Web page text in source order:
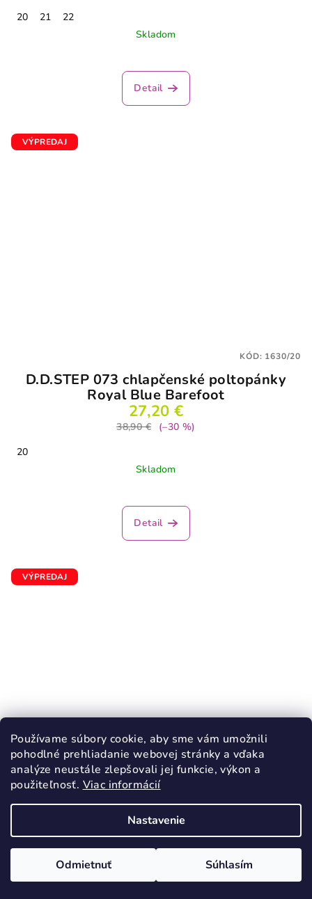
Používame súbory cookie, aby sme vám umožnili
pohodlné prehliadanie webovej stránky a vďaka
analýze neustále zlepšovali jej funkcie, výkon a
použiteľnosť. Viac informácií
Nastavenie
Odmietnuť Súhlasím
20
21
22
Skladom
Detail
VÝPREDAJ
D.D.STEP 073 chlapčenské poltopánky
Royal Blue Barefoot
27,20 €
38,90 €
(–30 %)
20
Skladom
Detail
KÓD: 1630/20
VÝPREDAJ
PROTETIKA PADY DENIM sandále
BAREFOOT
26,30 €